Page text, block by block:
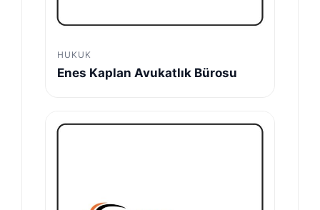
HUKUK
Enes Kaplan Avukatlık Bürosu